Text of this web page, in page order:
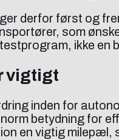
derfor først og
som
ikke
vigtigt
inden for
betydning for
en vigtig milepæl,